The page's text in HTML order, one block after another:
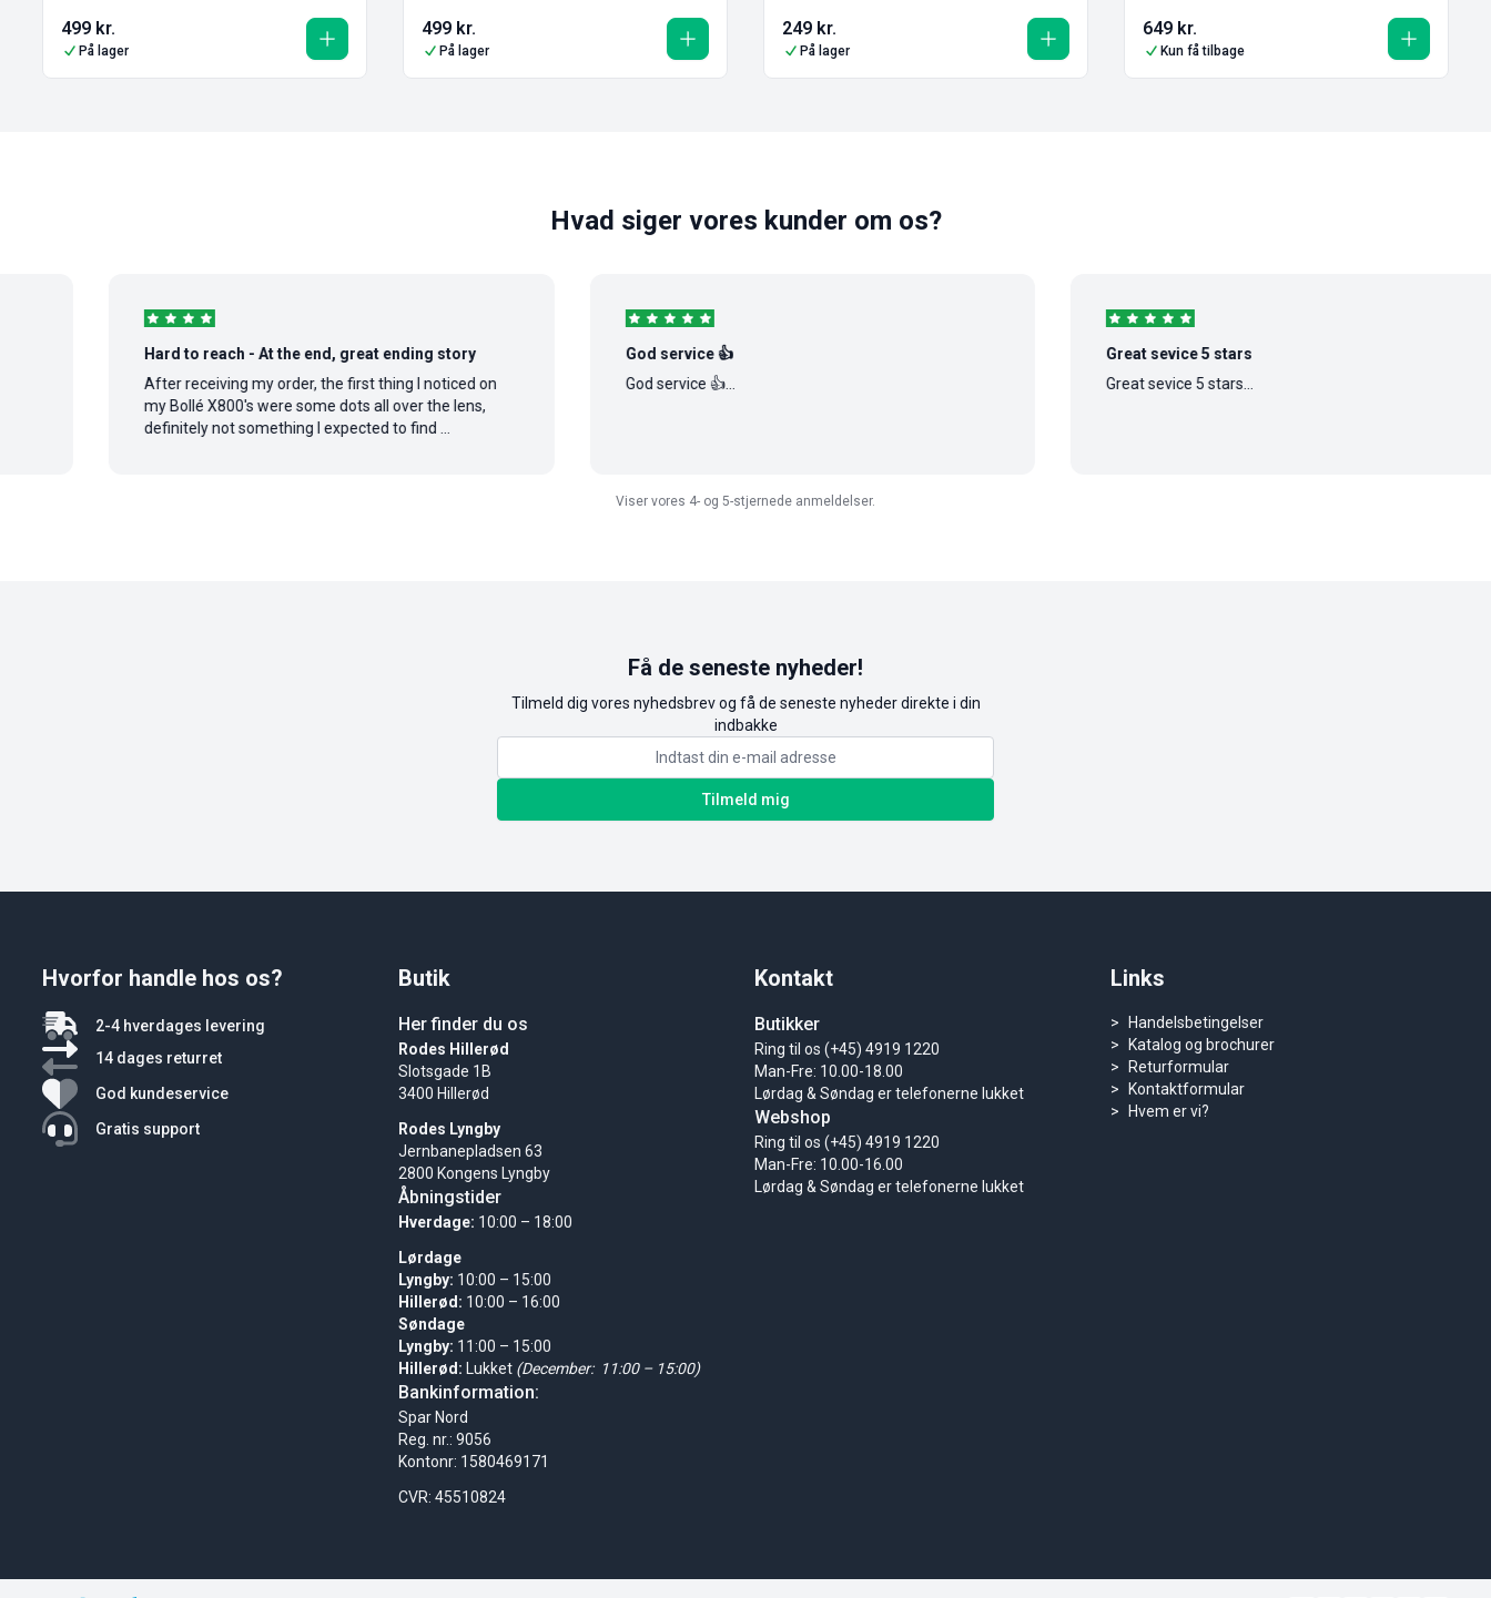
499 kr.
På lager
499 kr.
På lager
249 kr.
På lager
649 kr.
Kun få tilbage
Hvad siger vores kunder om os?
Hard to reach - At the end, great ending story
After receiving my order, the first thing I noticed on
my Bollé X800's were some dots all over the lens,
definitely not something I expected to find ...
God service 👍
God service 👍...
Great sevice 5 stars
Great sevice 5 stars...
Viser vores 4- og 5-stjernede anmeldelser.
Få de seneste nyheder!
Tilmeld dig vores nyhedsbrev og få de seneste nyheder direkte i din
indbakke
Tilmeld mig
Butik
Her finder du os
Rodes Hillerød
Slotsgade 1B
3400 Hillerød
Rodes Lyngby
Jernbanepladsen 63
2800 Kongens Lyngby
Åbningstider
Hverdage: 10:00 – 18:00
Lørdage
Lyngby: 10:00 – 15:00
Hillerød: 10:00 – 16:00
Søndage
Lyngby: 11:00 – 15:00
Hillerød: Lukket (December: 11:00 – 15:00)
Bankinformation:
Spar Nord
Reg. nr.: 9056
Kontonr: 1580469171
CVR: 45510824
Kontakt
Butikker
Ring til os (+45) 4919 1220
Man-Fre: 10.00-18.00
Lørdag & Søndag er telefonerne lukket
Webshop
Ring til os (+45) 4919 1220
Man-Fre: 10.00-16.00
Lørdag & Søndag er telefonerne lukket
Links
Handelsbetingelser
Katalog og brochurer
Returformular
Kontaktformular
Hvem er vi?
Hvorfor handle hos os?
2-4 hverdages levering
14 dages returret
God kundeservice
Gratis support